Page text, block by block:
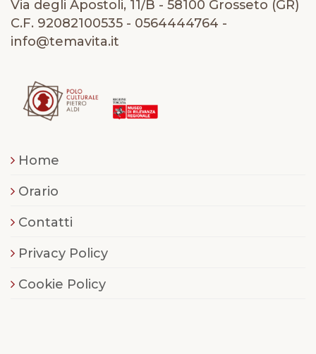
Via degli Apostoli, 11/B - 58100 Grosseto (GR)
C.F. 92082100535 - 0564444764 -
info@temavita.it
Home
Orario
Contatti
Privacy Policy
Cookie Policy